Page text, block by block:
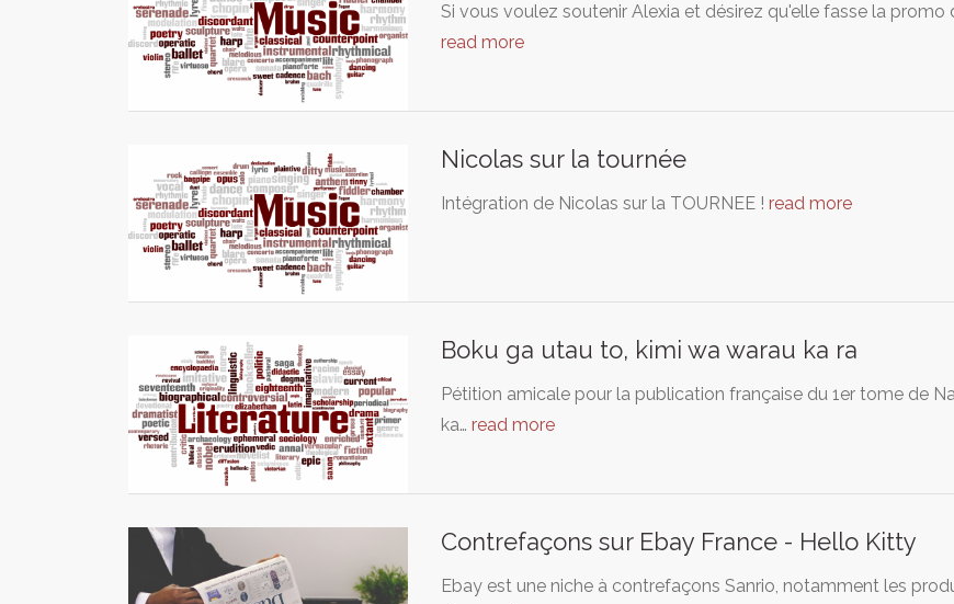
Si vous voulez soutenir Alexia et désirez qu'elle fasse la promo
read more
Nicolas sur la tournée
Intégration de Nicolas sur la TOURNEE ! read more
Boku ga utau to, kimi wa warau ka ra
Pétition amicale pour la publication française du 1er tome de
ka… read more
Contrefaçons sur Ebay France - Hello Kitty
Ebay est une niche à contrefaçons Sanrio, notamment les